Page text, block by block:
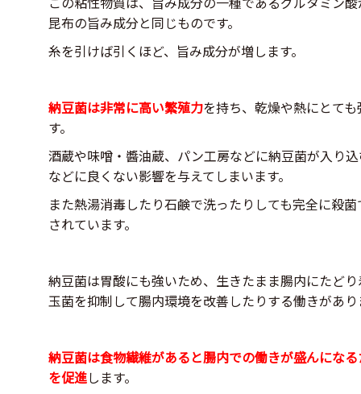
昆布の旨み成分と同じものです。
糸を引けば引くほど、旨み成分が増します。
納豆菌は非常に高い繁殖力を持ち、乾燥や熱にとて
す。
酒蔵や味噌・醬油蔵、パン工房などに納豆菌が入り
などに良くない影響を与えてしまいます。
また熱湯消毒したり石鹸で洗ったりしても完全に殺
されています。
納豆菌は胃酸にも強いため、生きたまま腸内にたど
玉菌を抑制して腸内環境を改善したりする働きがあり
納豆菌は食物繊維があると腸内での働きが盛んにな
を促進します。